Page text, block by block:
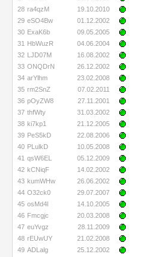
28 ra4qzM
19.10.2010
29 eSO4Bw
01.12.2002
30 ExaK6b
09.05.2005
31 HbWuzR
04.06.2004
32 LJD07M
16.08.2002
33 ONQDrN
26.12.2002
34 arYlhm
23.02.2008
35 rm2SnZ
07.02.2011
36 pOyZW8
27.11.2001
37 thfWty
31.03.2002
38 ki7kp1
21.12.2005
39 PeS5kD
22.08.2006
40 PLulkD
10.05.2008
41 qsW6EL
05.12.2009
42 kCNiqF
14.02.2002
43 kumWHw
26.06.2002
44 O32ck0
29.07.2007
45 osMd4l
14.10.2005
46 Fmcgjc
20.03.2008
47 euYvgz
28.11.2009
48 rEUwUY
21.02.2008
49 ADLalg
25.12.2002